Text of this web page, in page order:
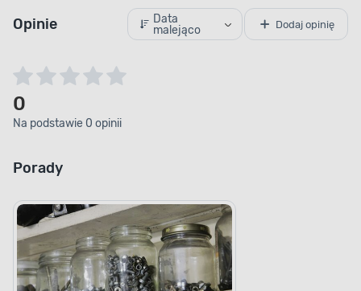
Opinie
Data
malejąco
Dodaj opinię
0
Na podstawie 0 opinii
Porady